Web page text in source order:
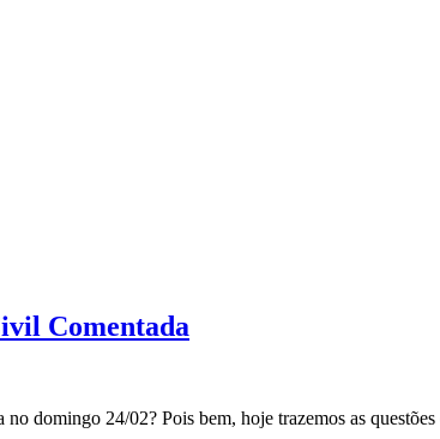
Comentada
domingo 24/02? Pois bem, hoje trazemos as